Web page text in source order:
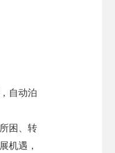
自动泊
困、转
机遇，